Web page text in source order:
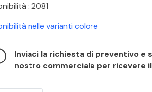
: 2081
nelle varianti colore
Inviaci la richiesta di preventivo e
nostro commerciale per ricevere